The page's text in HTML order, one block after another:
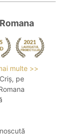
multe >>
pe